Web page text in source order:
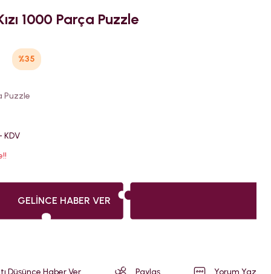
1000 Parça Puzzle
%35
Puzzle
KDV
GELINCE HABER VER
Düşünce Haber Ver Paylaş Yorum Yaz